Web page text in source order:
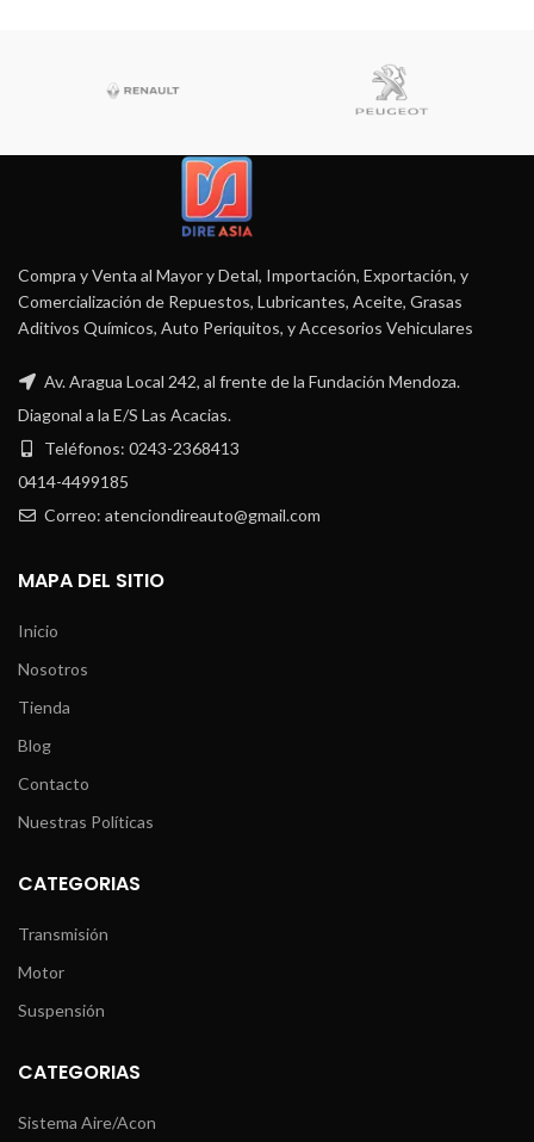
Compra y Venta al Mayor y Detal, Importación, Exportación, y
Comercialización de Repuestos, Lubricantes, Aceite, Grasas
Aditivos Químicos, Auto Periquitos, y Accesorios Vehiculares
Av. Aragua Local 242, al frente de la Fundación Mendoza.
Diagonal a la E/S Las Acacias.
Teléfonos: 0243-2368413
0414-4499185
Correo: atenciondireauto@gmail.com
MAPA DEL SITIO
Inicio
Nosotros
Tienda
Blog
Contacto
Nuestras Políticas
CATEGORIAS
Transmisión
Motor
Suspensión
CATEGORIAS
Sistema Aire/Acon